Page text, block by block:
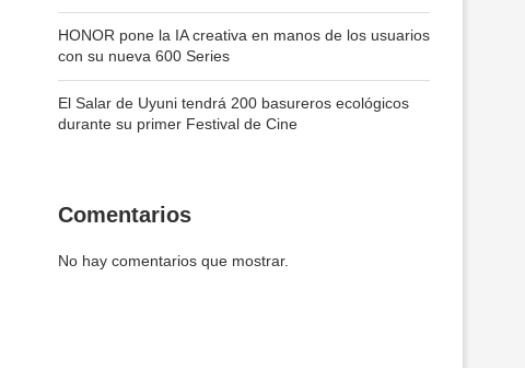
HONOR pone la IA creativa en manos de los usuarios
con su nueva 600 Series
El Salar de Uyuni tendrá 200 basureros ecológicos
durante su primer Festival de Cine
Comentarios
No hay comentarios que mostrar.